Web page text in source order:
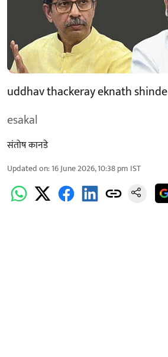
uddhav thackeray eknath shinde
esakal
संतोष कानडे
Updated on:16 June 2026, 10:38 pm IST